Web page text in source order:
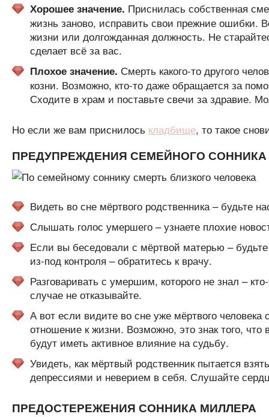
Хорошее значение. Приснилась собственная
жизнь заново, исправить свои прежние ошибки.
жизни или долгожданная должность. Не
сделает всё за вас.
Плохое значение. Смерть какого-то другого
козни. Возможно, кто-то даже обращается за
Сходите в храм и поставьте свечи за здравие.
Но если же вам приснилось кладбище, то такое
ПРЕДУПРЕЖДЕНИЯ СЕМЕЙНОГО СОННИКА
Видеть во сне мёртвого родственника – будьте
Слышать голос умершего – узнаете плохие
Если вы беседовали с мёртвой матерью –
из-под контроля – обратитесь к врачу.
Разговаривать с умершим, которого не знал –
случае не отказывайте.
А вот если видите во сне уже мёртвого
отношение к жизни. Возможно, это знак того,
будут иметь активное влияние на судьбу.
Увидеть, как мёртвый родственник пытается
депрессиями и неверием в себя. Слушайте
ПРЕДОСТЕРЕЖЕНИЯ СОННИКА МИЛЛЕРА